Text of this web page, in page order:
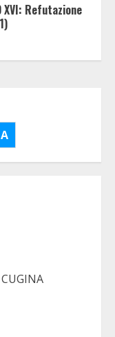
XVI: Refutazione